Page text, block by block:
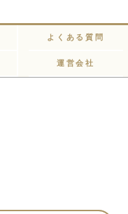
よくある質問
運営会社